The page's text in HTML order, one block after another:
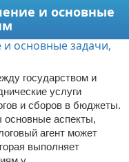
и основные
государством и
услуги
и сборов в бюджеты.
основные аспекты,
агент может
выполняет